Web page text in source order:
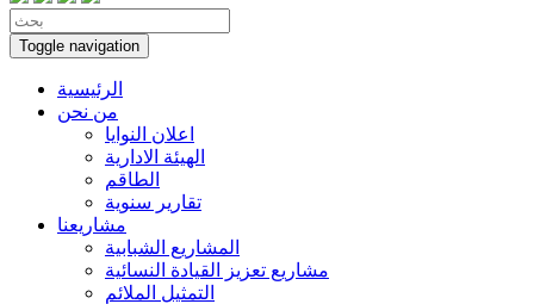
Toggle navigation
الرئيسية
من نحن
اعلان النوايا
الهيئة الادارية
الطاقم
تقارير سنوية
مشاريعنا
المشاريع الشبابية
مشاريع تعزيز القيادة النسائية
التمثيل الملائم